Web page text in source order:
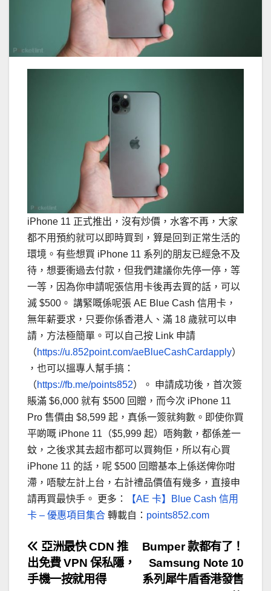
iPhone 11 正式推出，沒有炒價，水客不再，大家
都不用預約就可以即時買到，算是回到正常生活的
環境。有些想買 iPhone 11 系列的朋友已經急不及
待，想要衝過去付款，但我們建議你先停一停，等
一等，因為你申請呢張信用卡後再去買的話，可以
滅 $500。 講緊嘅係呢張 AE Blue Cash 信用卡，
無年薪要求，只要你係香港人、滿 18 歲就可以申
請，方法極簡單。可以自己按 Link 申請
（https://u.852point.com/aeBlueCashCardapply）
，也可以搵專人幫手搞：
（https://fb.me/points852）。 申請成功後，首次簽
賬滿 $6,000 就有 $500 回贈，而今次 iPhone 11
Pro 售價由 $8,599 起，真係一簽就夠數。即使你買
平啲嘅 iPhone 11（$5,999 起）唔夠數，都係差一
蚊，之後求其去超市都可以買夠佢，所以有心買
iPhone 11 的話，呢 $500 回贈基本上係送俾你咁
滯，唔駛左計上台，右計禮品價值有幾多，直接申
請再買最快手。 更多：
【AE 卡】Blue Cash 信用
卡 – 優惠項目集合 轉載自： points852.com
文
章
Bumper 款都有了！
Samsung Note 10
系列犀牛盾香港發售
亞洲最快 CDN 推
出免費 VPN 保私隱，
手機一按就用得